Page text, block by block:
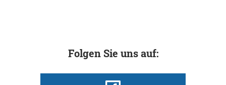
Folgen Sie uns auf: